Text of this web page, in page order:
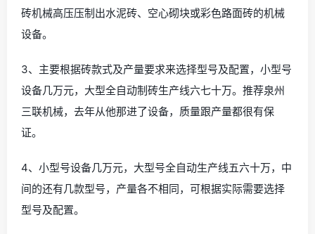
砖机械高压压制出水泥砖、空心砌块或彩色路面砖的机械
设备。
3、主要根据砖款式及产量要求来选择型号及配置，小型号
设备几万元，大型全自动制砖生产线六七十万。推荐泉州
三联机械，去年从他那进了设备，质量跟产量都很有保
证。
4、小型号设备几万元，大型号全自动生产线五六十万，中
间的还有几款型号，产量各不相同，可根据实际需要选择
型号及配置。